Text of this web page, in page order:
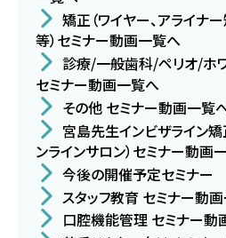
矯正（ワイヤー、アライナ
等）セミナー動画一覧へ
診療/一般歯科/ペリオ/ホ
セミナー動画一覧へ
その他 セミナー動画一覧
宮島先生インビザライン矯
ンラインサロン）セミナー動画
今後の開催予定セミナー
スタッフ教育 セミナー動
口腔機能管理 セミナー動